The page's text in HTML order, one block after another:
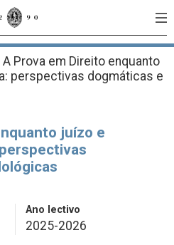
A Prova em Direito enquanto
perspectivas dogmáticas e
juízo e
Ano lectivo
2025-2026